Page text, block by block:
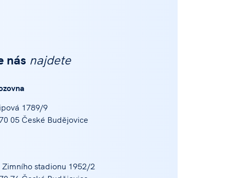
nás najdete
1789/9
05 České Budějovice
Zimního stadionu 1952/2